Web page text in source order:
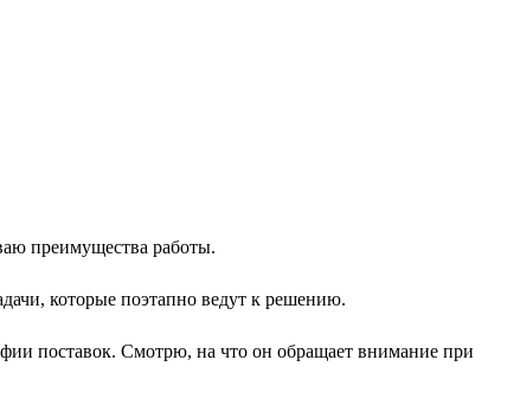
преимущества работы.
которые поэтапно ведут к решению.
поставок. Смотрю, на что он обращает внимание при